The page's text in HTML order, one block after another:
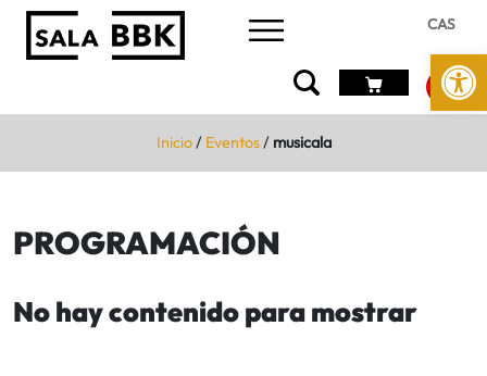
Abrir
CAS
Inicio/ Eventos/ musicala
PROGRAMACIÓN
No hay contenido para mostrar